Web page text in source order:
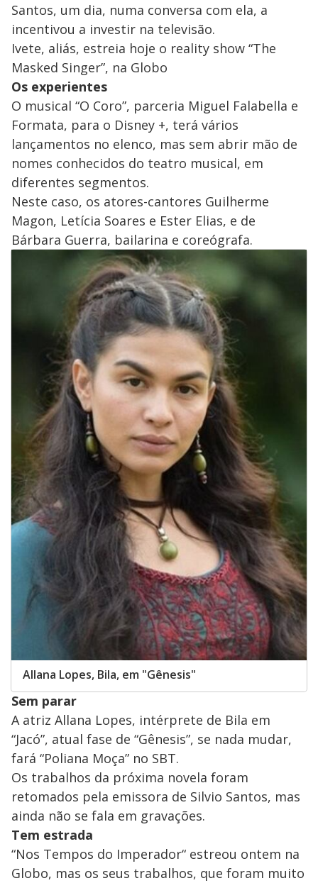
Santos, um dia, numa conversa com ela, a
incentivou a investir na televisão.
Ivete, aliás, estreia hoje o reality show “The
Masked Singer”, na Globo
Os experientes
O musical “O Coro”, parceria Miguel Falabella e
Formata, para o Disney +, terá vários
lançamentos no elenco, mas sem abrir mão de
nomes conhecidos do teatro musical, em
diferentes segmentos.
Neste caso, os atores-cantores Guilherme
Magon, Letícia Soares e Ester Elias, e de
Bárbara Guerra, bailarina e coreógrafa.
Allana Lopes, Bila, em "Gênesis"
Sem parar
A atriz Allana Lopes, intérprete de Bila em
“Jacó”, atual fase de “Gênesis”, se nada mudar,
fará “Poliana Moça” no SBT.
Os trabalhos da próxima novela foram
retomados pela emissora de Silvio Santos, mas
ainda não se fala em gravações.
Tem estrada
“Nos Tempos do Imperador“ estreou ontem na
Globo, mas os seus trabalhos, que foram muito